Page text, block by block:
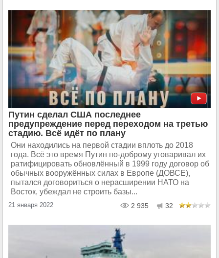
Путин сделал США последнее
предупреждение перед переходом на третью
стадию. Всё идёт по плану
Они находились на первой стадии вплоть до 2018
года. Всё это время Путин по-доброму уговаривал их
ратифицировать обновлённый в 1999 году договор об
обычных вооружённых силах в Европе (ДОВСЕ),
пытался договориться о нерасширении НАТО на
Восток, убеждал не строить базы...
21 января 2022 2 935 32